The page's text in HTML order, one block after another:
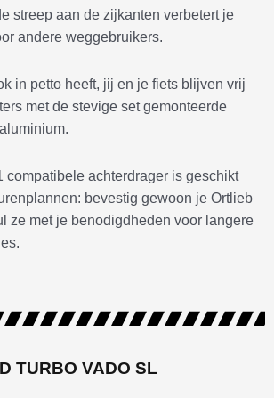
streep aan de zijkanten verbetert je
andere weggebruikers.
in petto heeft, jij en je fiets blijven vrij
met de stevige set gemonteerde
compatibele achterdrager is geschikt
bevestig gewoon je Ortlieb
ze met je benodigdheden voor langere
TURBO VADO SL